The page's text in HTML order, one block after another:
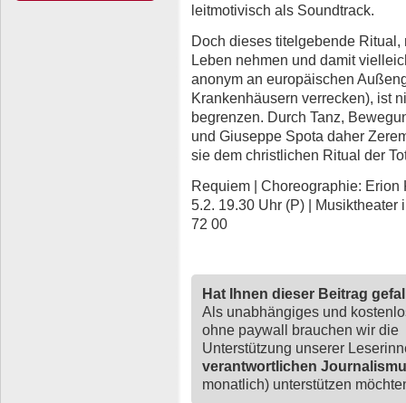
leitmotivisch als Soundtrack.
Doch dieses titelgebende
Leben nehmen und damit
anonym an europäischen
Krankenhäusern verrecken), ist
begrenzen. Durch Tanz,
und Giuseppe Spota daher
sie dem christlichen Ritual der
Requiem | Choreographie:
5.2. 19.30 Uhr (P) |
72 00
Hat Ihnen dieser Beitrag
Als unabhängiges und
ohne paywall brauchen wir die
Unterstützung unserer
verantwortlichen
monatlich) unterstützen